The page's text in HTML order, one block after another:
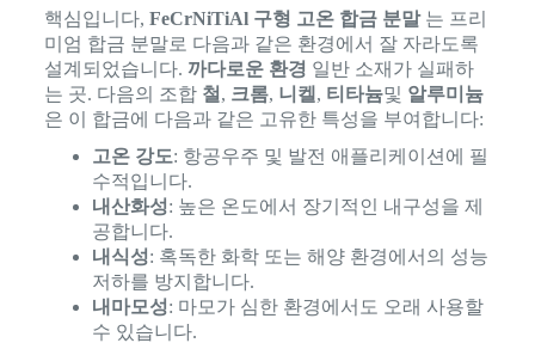
핵심입니다, FeCrNiTiAl 구형 고온 합금 분말는 프리
미엄 합금 분말로 다음과 같은 환경에서 잘 자라도록
설계되었습니다. 까다로운 환경 일반 소재가 실패하
는 곳. 다음의 조합 철 , 크롬, 니켈 , 티타늄및 알루미늄
은 이 합금에 다음과 같은 고유한 특성을 부여합니다:
고온 강도: 항공우주 및 발전 애플리케이션에 필
수적입니다.
내산화성: 높은 온도에서 장기적인 내구성을 제
공합니다.
내식성: 혹독한 화학 또는 해양 환경에서의 성능
저하를 방지합니다.
내마모성: 마모가 심한 환경에서도 오래 사용할
수 있습니다.